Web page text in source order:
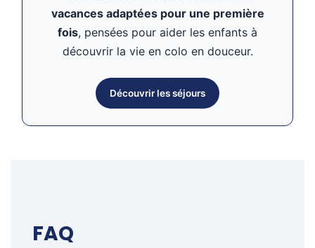
vacances adaptées pour une première
fois, pensées pour aider les enfants à
découvrir la vie en colo en douceur.
Découvrir les séjours
FAQ